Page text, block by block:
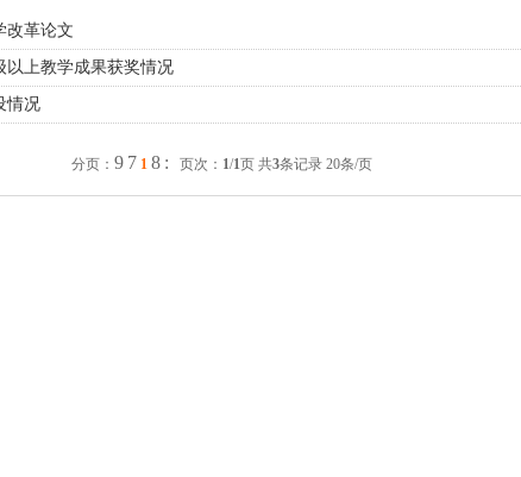
革论文
上教学成果获奖情况
情况
分页： 9 7 1 8 : 页次： 1/1页 共3条记录 20条/页